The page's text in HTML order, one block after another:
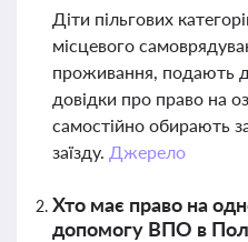
Діти пільгових
місцевого
проживання, подають
довідки про право на
самостійно обирають
заїзду. Джерело
Хто має право на
допомогу ВПО в